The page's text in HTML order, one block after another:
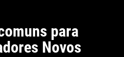
para
Novos